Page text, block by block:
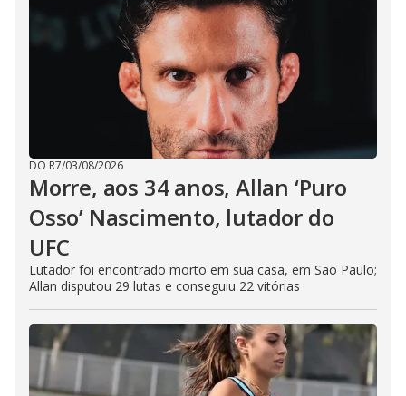
DO R7/03/08/2026
Morre, aos 34 anos, Allan ‘Puro
Osso’ Nascimento, lutador do
UFC
Lutador foi encontrado morto em sua casa, em São Paulo;
Allan disputou 29 lutas e conseguiu 22 vitórias